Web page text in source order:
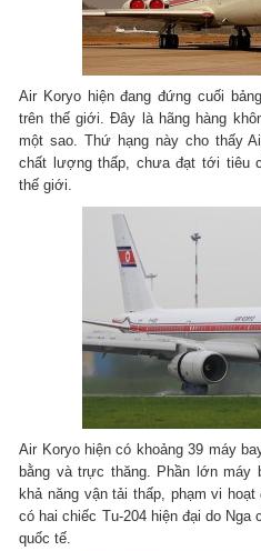
Air Koryo hiện đang đứng cuối
trên thế giới. Đây là hãng hàng
một sao. Thứ hạng này cho thấy
chất lượng thấp, chưa đạt tới tiêu
thế giới.
Air Koryo hiện có khoảng 39 máy
bằng và trực thăng. Phần lớn máy
khả năng vận tải thấp, phạm vi
có hai chiếc Tu-204 hiện đại do
quốc tế.